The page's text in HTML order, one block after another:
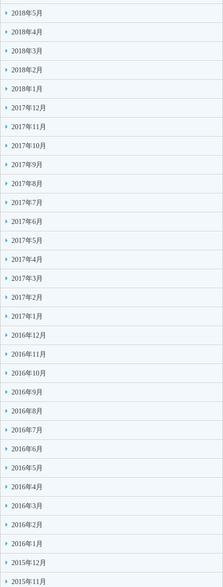
2018年5月
2018年4月
2018年3月
2018年2月
2018年1月
2017年12月
2017年11月
2017年10月
2017年9月
2017年8月
2017年7月
2017年6月
2017年5月
2017年4月
2017年3月
2017年2月
2017年1月
2016年12月
2016年11月
2016年10月
2016年9月
2016年8月
2016年7月
2016年6月
2016年5月
2016年4月
2016年3月
2016年2月
2016年1月
2015年12月
2015年11月